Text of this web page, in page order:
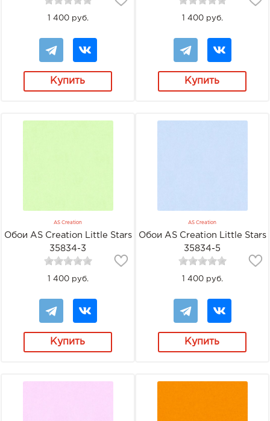
1 400 руб.
Купить
1 400 руб.
Купить
AS Creation
Обои AS Creation Little Stars
35834-3
1 400 руб.
Купить
AS Creation
Обои AS Creation Little Stars
35834-5
1 400 руб.
Купить